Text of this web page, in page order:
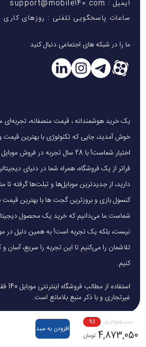
5,355,000
9٪
4,873,050 تومان
افزودن به سبد
ایمیل : support@mobile140.com
ساعات پاسخگویی تلفنی : روزهای کاری 9 الی 21
ما را در شبکه های اجتماعی دنبال کنید
خوش آمدید، جایی که تکنولوژی با بهترین قیمت
اختیار شماست! با 28 سال تجربه در
فراتر از یک فروشگاه، همراه شما در دنیای
دارید، از جدیدترین موبایل‌ها و تبلت‌ها گرفته تا
کنسول بازی و بروزترین گجت ها با بهترین قیمت
شماست.ما می‌دانیم که خرید یک محصول
تلاشمان را می‌کنیم تا این تجربه را سریع،
کنیم.
غیرتجاری و با ذکر منبع بلامانع است.